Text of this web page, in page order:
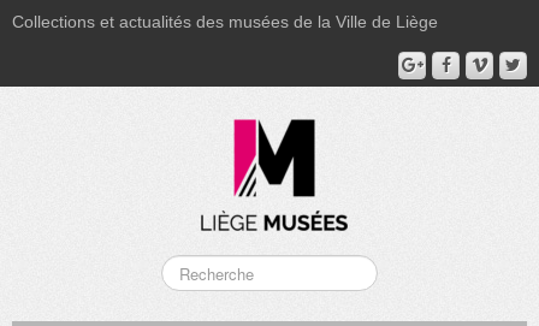
Collections et actualités des musées de la Ville de Liège